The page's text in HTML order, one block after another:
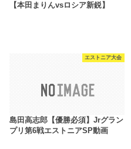
【本田まりんvsロシア新鋭】
エストニア大会
島田高志郎【優勝必須】Jrグラン
プリ第6戦エストニアSP動画